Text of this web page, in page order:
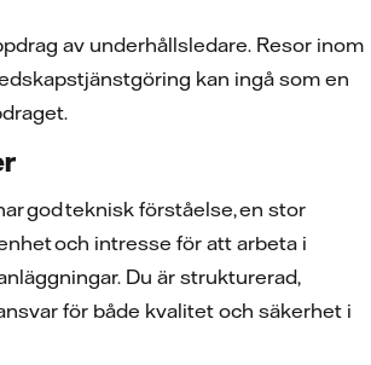
av underhållsledare. Resor inom
kan ingå som en
god teknisk förståelse, en stor
och intresse för att arbeta i
Du är strukturerad,
för både kvalitet och säkerhet i